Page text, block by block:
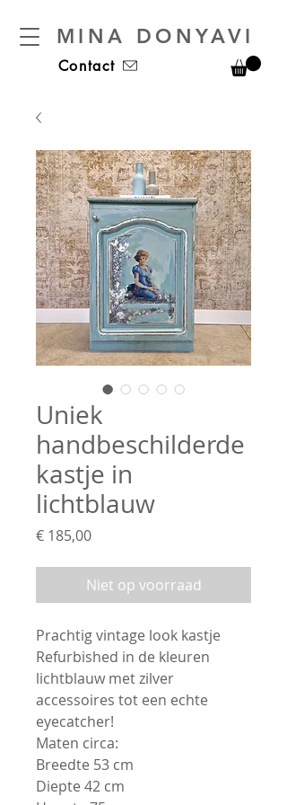
MINA DONYAVI
Contact
Uniek
handbeschilderde
kastje in
lichtblauw
€ 185,00Prijs
Niet op voorraad
Prachtig vintage look kastje
Refurbished in de kleuren
lichtblauw met zilver
accessoires tot een echte
eyecatcher!
Maten circa:
Breedte 53 cm
Diepte 42 cm